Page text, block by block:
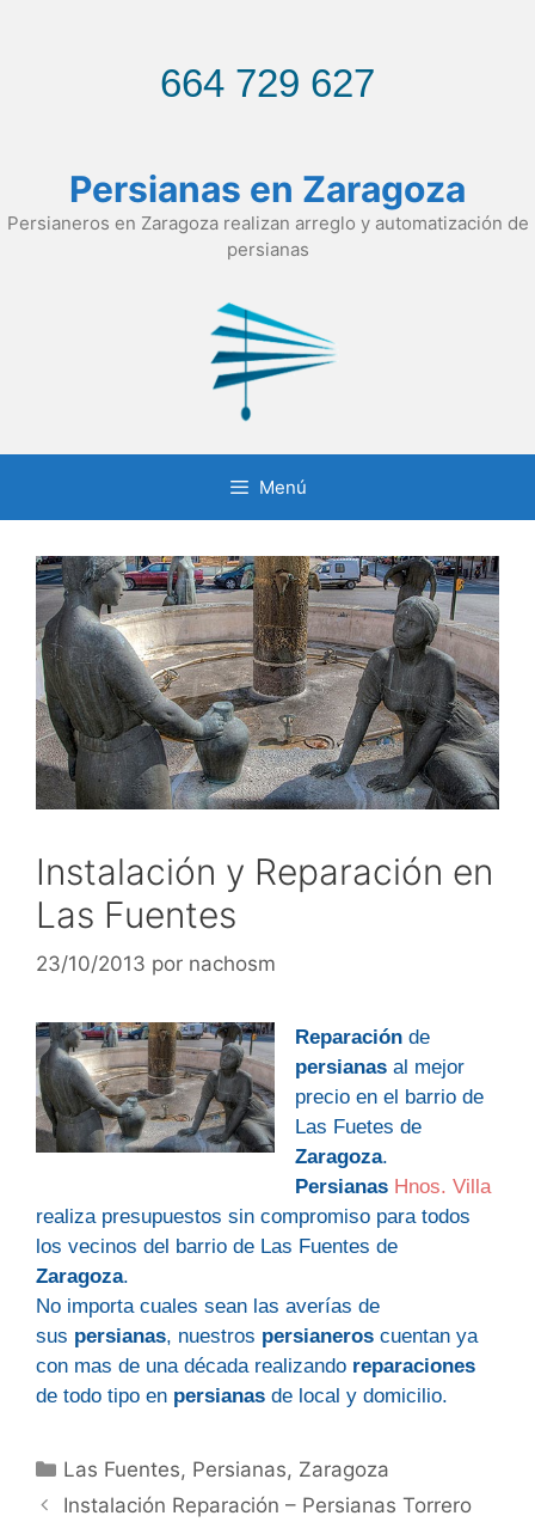
664 729 627
Persianas en Zaragoza
Persianeros en Zaragoza realizan arreglo y automatización de
persianas
Menú
Instalación y Reparación en
Las Fuentes
23/10/2013 por nachosm
Reparación de
persianas al mejor
precio en el barrio de
Las Fuetes de
Zaragoza.
Persianas Hnos. Villa
realiza presupuestos sin compromiso para todos
los vecinos del barrio de Las Fuentes de
Zaragoza.
No importa cuales sean las averías de
sus persianas, nuestros persianeros cuentan ya
con mas de una década realizando reparaciones
de todo tipo en persianas de local y domicilio.
Categorías
Las Fuentes, Persianas, Zaragoza
Instalación Reparación – Persianas Torrero